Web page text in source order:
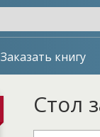
Заказать книгу
Стол